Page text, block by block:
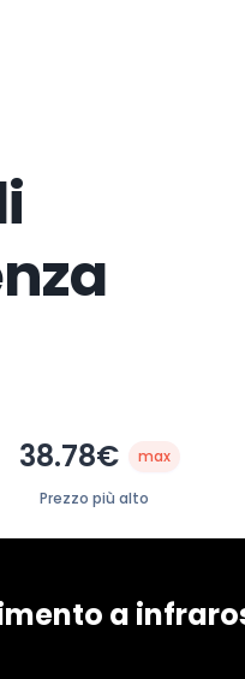
38.78€ max
Prezzo più alto
a